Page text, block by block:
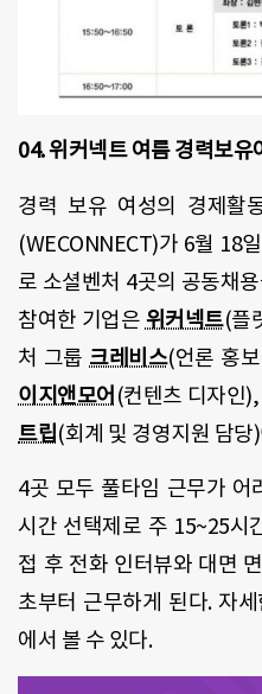
04. 위커넥트 여름 경력보
경력 보유 여성의 경제활
(WECONNECT)가 6월 18
로 소셜벤처 4곳의 공동채
참여한 기업은 위커넥트(플
처 그룹 크레비스(언론 홍
이지앤모어 (컨텐츠 디자인
트립(회계 및 경영지원 담당
4곳 모두 풀타임 근무가 어
시간 선택제로 주 15~25시
접 후 전화 인터뷰와 대면
초부터 근무하게 된다. 자
에서 볼 수 있다.